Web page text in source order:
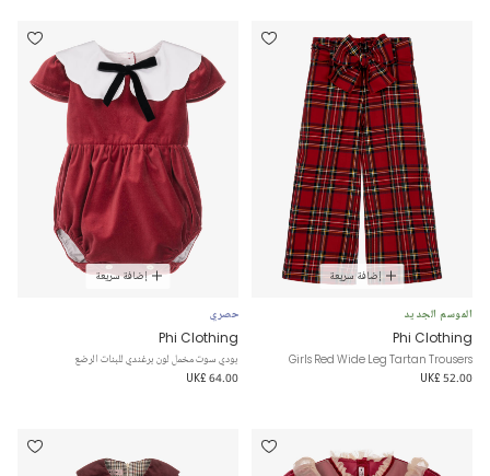
إضافة سريعة
الموسم الجديد
Phi Clothing
Girls Red Wide Leg Tartan Trousers
UK£ 52.00
إضافة سريعة
حصري
Phi Clothing
بودي سوت مخمل لون برغندي للبنات الرضع
UK£ 64.00